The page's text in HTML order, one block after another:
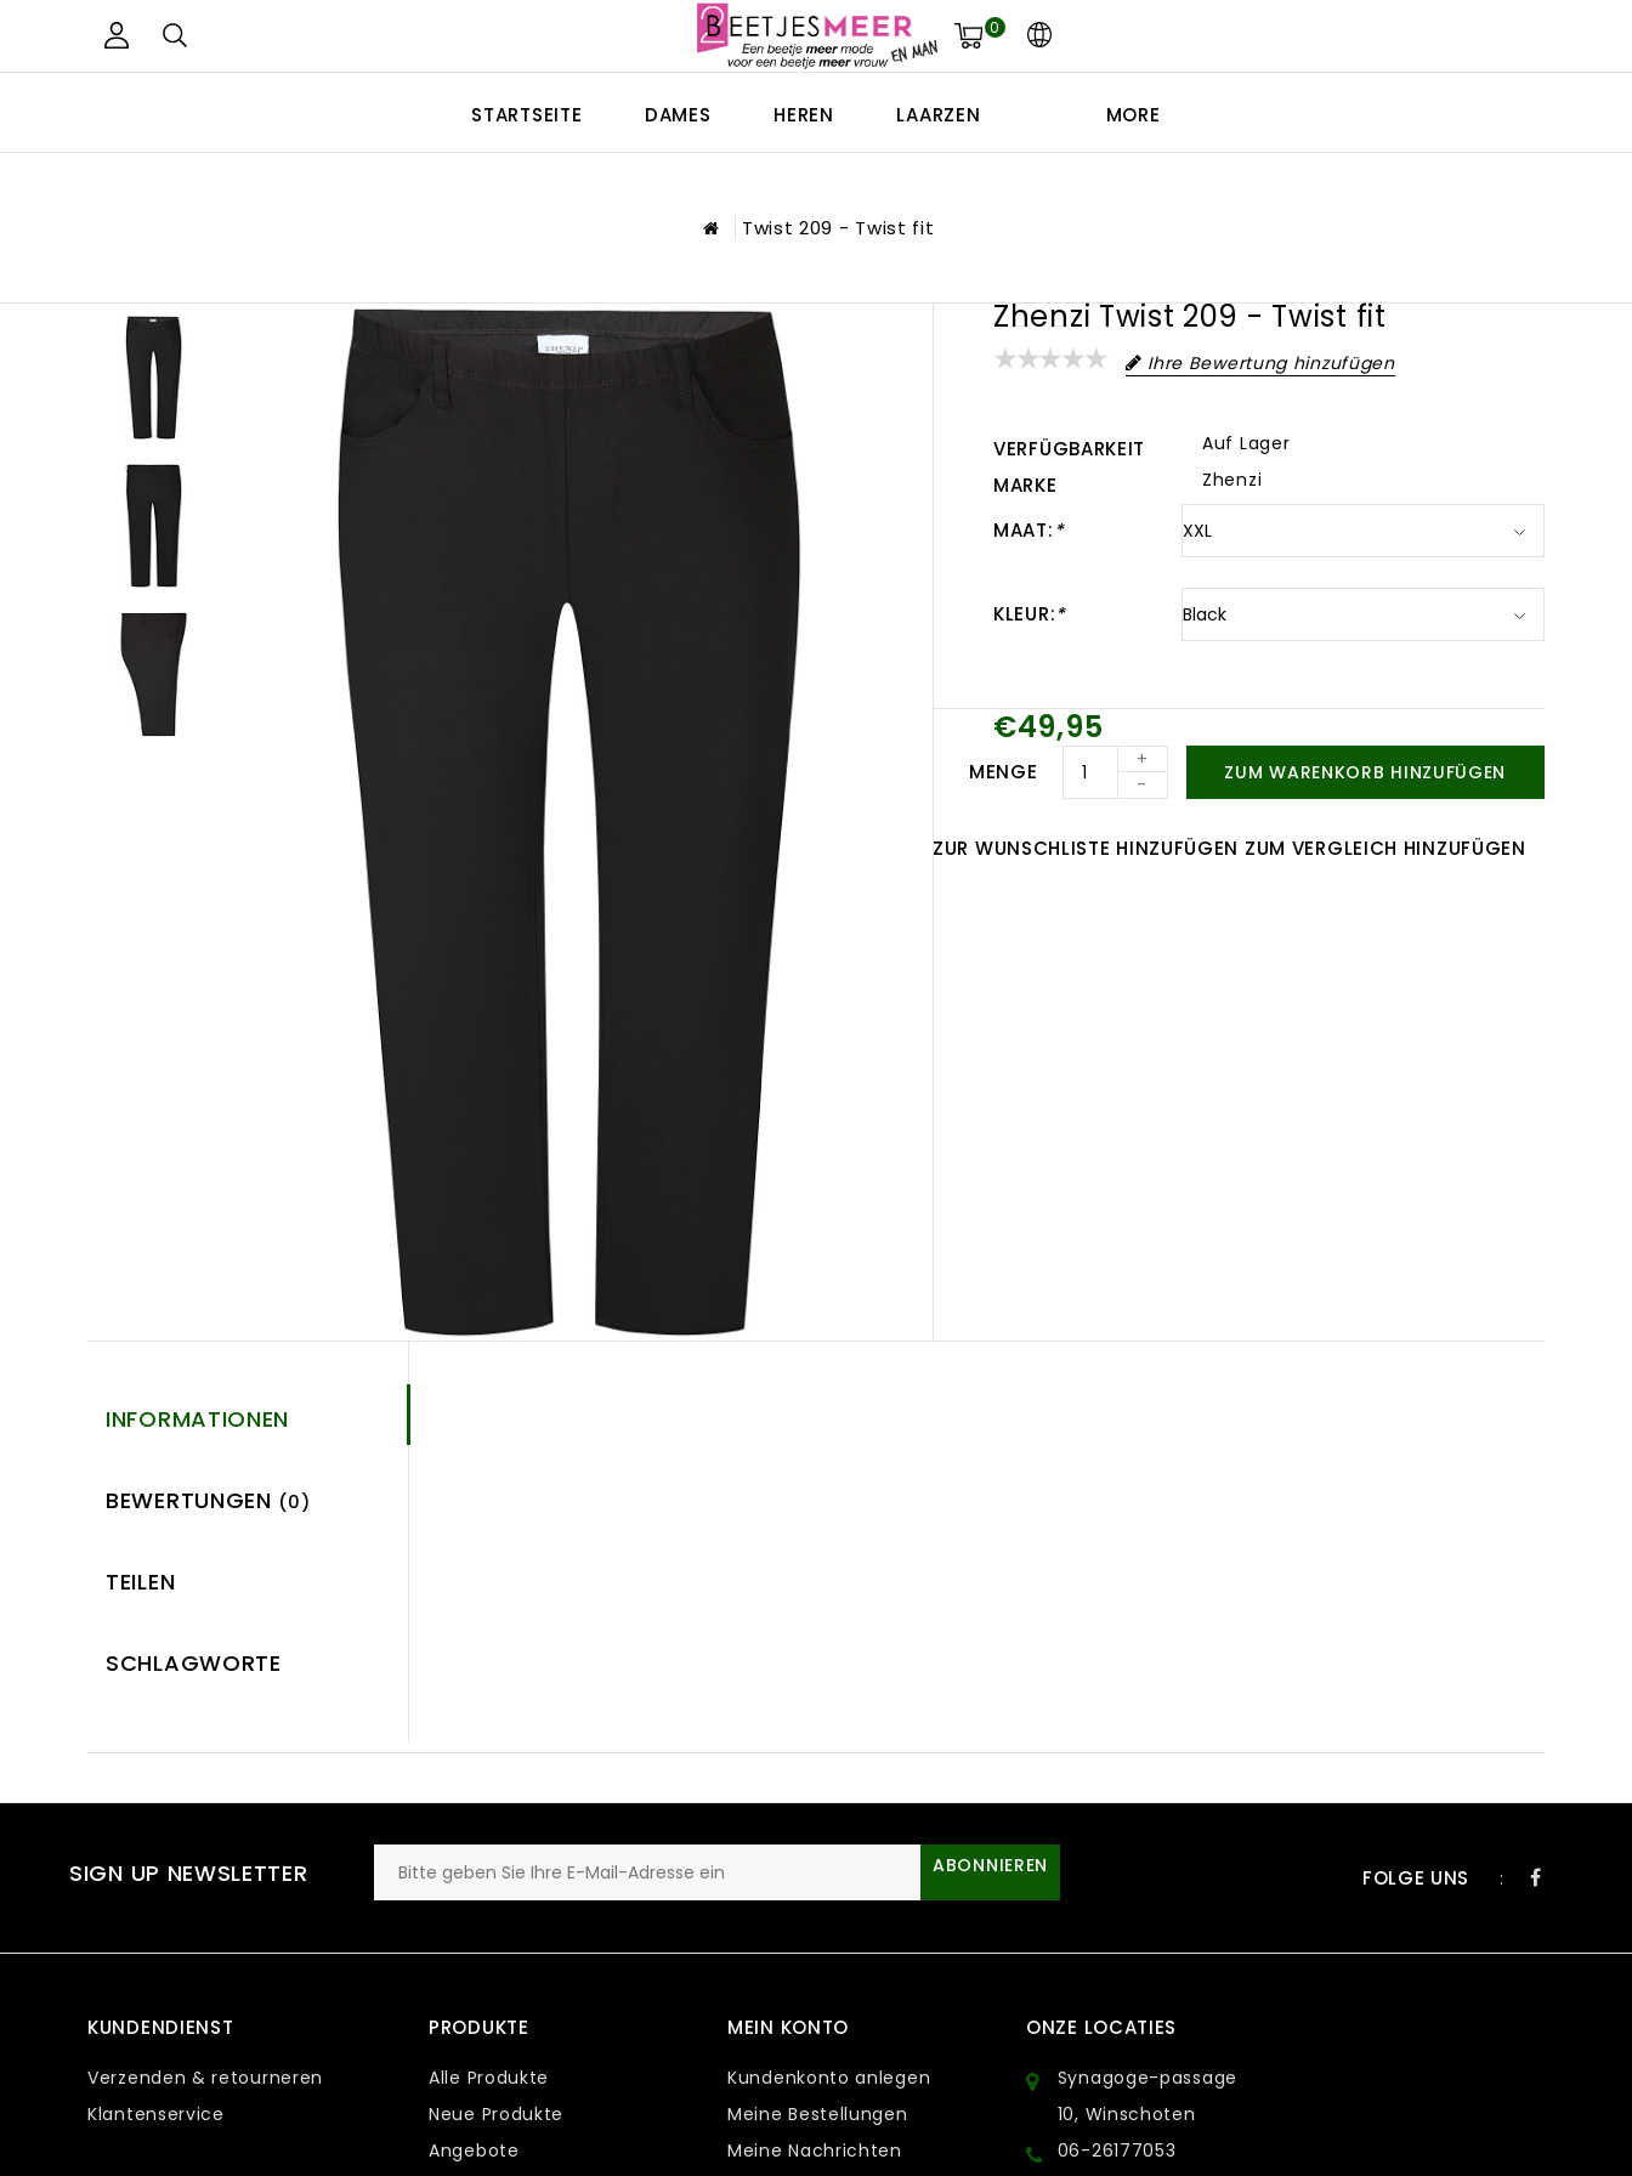
0
STARTSEITE DAMES HEREN LAARZEN MORE
Twist 209 - Twist fit
Zhenzi Twist 209 - Twist fit
Ihre Bewertung hinzufügen
VERFÜGBARKEIT Auf Lager
MARKE Zhenzi
MAAT: *
KLEUR:*
€49,95
MENGE
+
-
ZUM WARENKORB HINZUFÜGEN
ZUR WUNSCHLISTE HINZUFÜGEN ZUM VERGLEICH HINZUFÜGEN
INFORMATIONEN
BEWERTUNGEN (0)
TEILEN
SCHLAGWORTE
SIGN UP NEWSLETTER ABONNIEREN FOLGE UNS :
KUNDENDIENST
Verzenden & retourneren
Klantenservice
PRODUKTE
Alle Produkte
Neue Produkte
Angebote
MEIN KONTO
Kundenkonto anlegen
Meine Bestellungen
Meine Nachrichten
ONZE LOCATIES
Synagoge-passage
10, Winschoten
06-26177053